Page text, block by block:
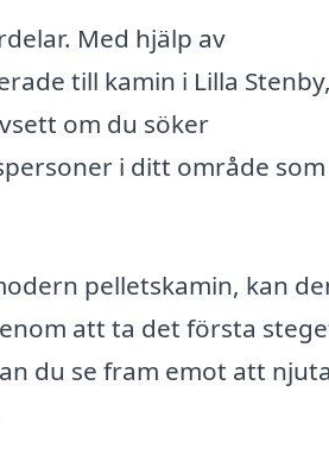
Med hjälp av
till kamin i Lilla Stenby,
om du söker
i ditt område som
pelletskamin, kan
att ta det första
du se fram emot att njuta